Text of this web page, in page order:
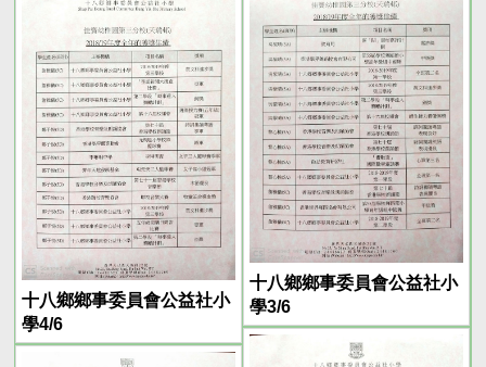
十八鄉鄉事委員會公益社小
學3/6
十八鄉鄉事委員會公益社小
學4/6